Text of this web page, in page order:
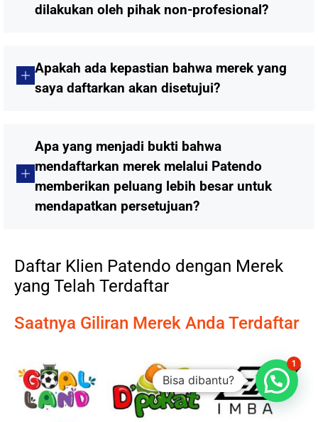
dilakukan oleh pihak non-profesional?
Apakah ada kepastian bahwa merek yang
saya daftarkan akan disetujui?
Apa yang menjadi bukti bahwa
mendaftarkan merek melalui Patendo
memberikan peluang lebih besar untuk
mendapatkan persetujuan?
Daftar Klien Patendo dengan Merek
yang Telah Terdaftar
Saatnya Giliran Merek Anda Terdaftar
Bisa dibantu?
1